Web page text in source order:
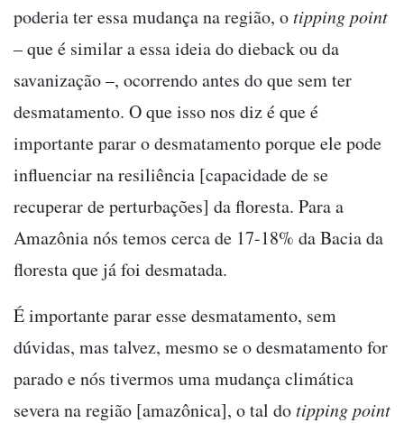
poderia ter essa mudança na região, otipping point
– que é similar a essa ideia do dieback ou da
savanização –, ocorrendo antes do que sem ter
desmatamento. O que isso nos diz é que é
importante parar o desmatamento porque ele pode
influenciar na resiliência [capacidade de se
recuperar de perturbações] da floresta. Para a
Amazônia nós temos cerca de 17-18% da Bacia da
floresta que já foi desmatada.
É importante parar esse desmatamento, sem
dúvidas, mas talvez, mesmo se o desmatamento for
parado e nós tivermos uma mudança climática
severa na região [amazônica], o tal dotipping point